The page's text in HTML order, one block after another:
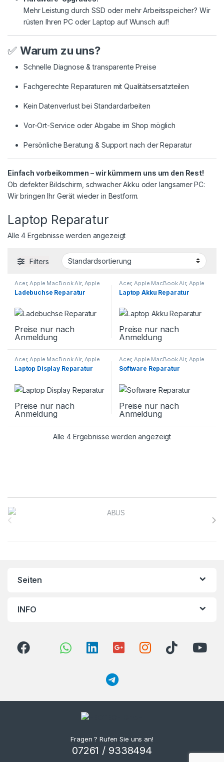
Mehr Leistung durch SSD oder mehr Arbeitsspeicher? Wir
rüsten Ihren PC oder Laptop auf Wunsch auf!
✅ Warum zu uns?
Schnelle Diagnose & transparente Preise
Fachgerechte Reparaturen mit Qualitätsersatzteilen
Kein Datenverlust bei Standardarbeiten
Vor-Ort-Service oder Abgabe im Shop möglich
Persönliche Beratung & Support nach der Reparatur
Einfach vorbeikommen – wir kümmern uns um den Rest!
Ob defekter Bildschirm, schwacher Akku oder langsamer PC:
Wir bringen Ihr Gerät wieder in Bestform.
Laptop Reparatur
Alle 4 Ergebnisse werden angezeigt
Filters
Acer,Apple MacBook Air, Apple
MacBook Pro ,Asus Dell, HP
Huawei Matebook,Laptop
Ladebuchse Reparatur
Preise nur nach
Anmeldung
Acer,Apple MacBook Air, Apple
MacBook Pro ,Asus Dell, HP
Huawei Matebook,Laptop
Laptop Akku Reparatur
Preise nur nach
Anmeldung
Acer,Apple MacBook Air, Apple
MacBook Pro Asus Dell ,HP
Huawei Matebook,Laptop
Laptop Display Reparatur
Preise nur nach
Anmeldung
Acer,Apple MacBook Air, Apple
MacBook Pro Asus Dell HP
Huawei Matebook,Laptop
Software Reparatur
Preise nur nach
Anmeldung
Alle 4 Ergebnisse werden angezeigt
Brands Carousel
Seiten
INFO
Fragen ? Rufen Sie uns an!
07261 / 9338494